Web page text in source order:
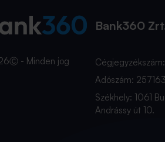
- Minden jog
Bank360
Adószám:
Székhely: 1061
Andrássy út 10.